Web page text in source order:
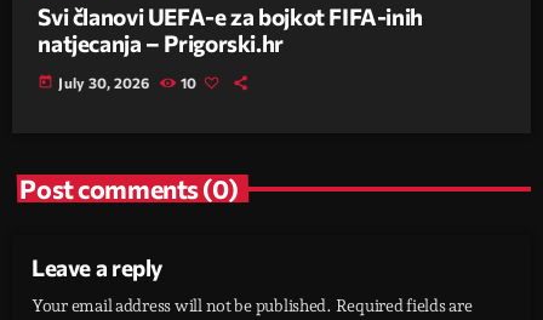
Svi članovi UEFA-e za bojkot FIFA-inih
natjecanja – Prigorski.hr
today July 30, 2026 10
Post comments (0)
Leave a reply
Your email address will not be published. Required fields are